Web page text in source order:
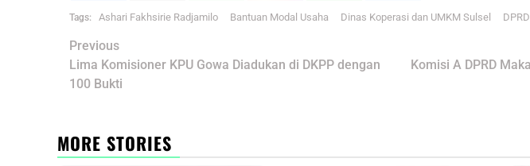
Tags: Ashari Fakhsirie Radjamilo Bantuan Modal Usaha Dinas Koperasi dan UMKM Sulsel
Post
navigation
Previous
Lima Komisioner KPU Gowa Diadukan di DKPP dengan
100 Bukti
Komisi A DPRD
MORE STORIES